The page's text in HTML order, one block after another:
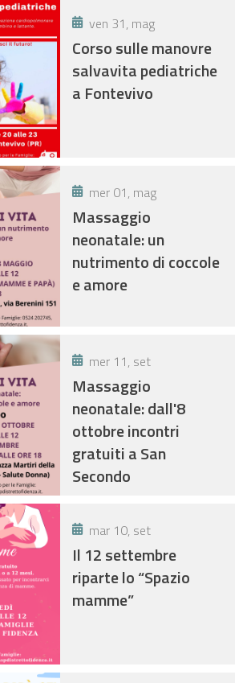
ven 31, mag
Corso sulle manovre
salvavita pediatriche
a Fontevivo
mer 01, mag
Massaggio
neonatale: un
nutrimento di coccole
e amore
mer 11, set
Massaggio
neonatale: dall'8
ottobre incontri
gratuiti a San
Secondo
mar 10, set
Il 12 settembre
riparte lo “Spazio
mamme”